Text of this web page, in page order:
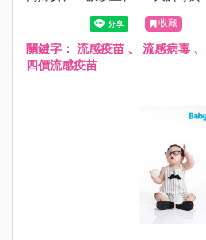
人員、禽畜業及動物防疫相關人
安養院等長期機構者、罕見疾病
減少即將而來的流感威脅。
收藏
關鍵字： 流感疫苗 、 流感病毒 、
四價流感疫苗